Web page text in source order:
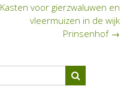
Kasten voor gierzwaluwen en
vleermuizen in de wijk
Prinsenhof →